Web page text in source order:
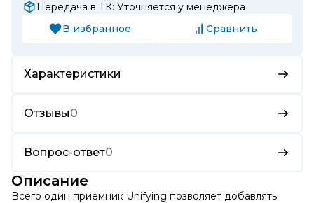
Передача в ТК: Уточняется у менеджера
В избранное
Сравнить
Характеристики
Отзывы0
Вопрос-ответ0
Описание
Всего один приемник Unifying позволяет добавлять